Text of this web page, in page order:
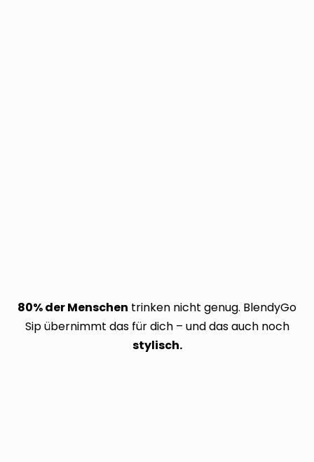
80% der Menschen trinken nicht genug. BlendyGo
Sip übernimmt das für dich – und das auch noch
stylisch.